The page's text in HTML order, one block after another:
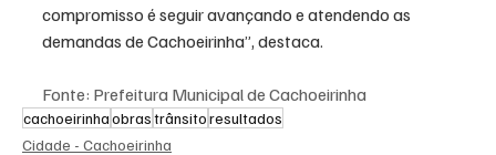
compromisso é seguir avançando e atendendo as
demandas de Cachoeirinha”, destaca.
Fonte: Prefeitura Municipal de Cachoeirinha
cachoeirinhaobrastrânsitoresultados
Cidade - Cachoeirinha